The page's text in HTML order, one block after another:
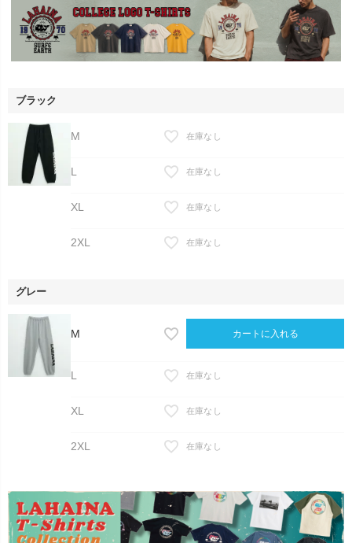
ブラック
M 在庫なし
L 在庫なし
XL 在庫なし
2XL 在庫なし
グレー
M カートに入れる
L 在庫なし
XL 在庫なし
2XL 在庫なし